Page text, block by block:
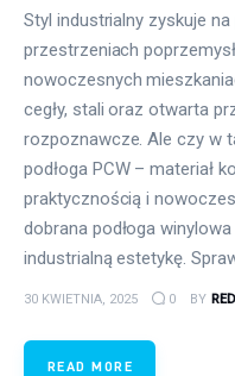
Styl industrialny zyskuje
przestrzeniach
nowoczesnych
cegły, stali oraz otwarta
rozpoznawcze. Ale czy w
podłoga PCW – materiał
praktycznością i
dobrana podłoga
industrialną estetykę.
30 KWIETNIA, 2025 0 BY
READ MORE